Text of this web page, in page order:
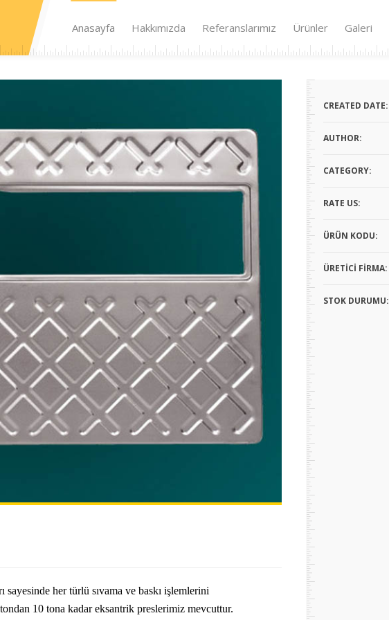
Anasayfa Hakkımızda Referanslarımız Ürünler Galeri
her türlü sıvama ve baskı işlemlerini
10 tona kadar eksantrik preslerimiz mevcuttur.
CREATED DATE:
AUTHOR:
CATEGORY:
RATE US:
ÜRÜN KODU:
ÜRETICI FIRMA:
STOK DURUMU: